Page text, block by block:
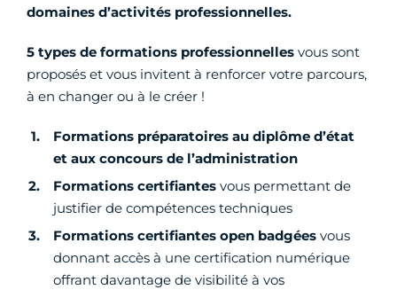
domaines d’activités professionnelles.
5 types de formations professionnelles vous sont
proposés et vous invitent à renforcer votre parcours,
à en changer ou à le créer !
Formations préparatoires au diplôme d’état
et aux concours de l’administration
Formations certifiantes vous permettant de
justifier de compétences techniques
Formations certifiantes open badgées vous
donnant accès à une certification numérique
offrant davantage de visibilité à vos